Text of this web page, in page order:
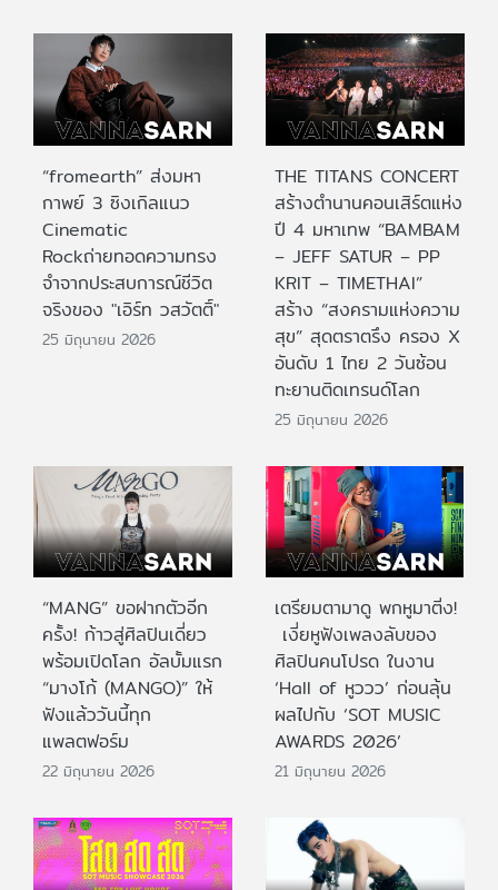
“fromearth” ส่งมหา
กาพย์ 3 ซิงเกิลแนว
Cinematic
Rockถ่ายทอดความทรง
จำจากประสบการณ์ชีวิต
จริงของ "เอิร์ท วสวัตติ์"
25 มิถุนายน 2026
THE TITANS CONCERT
สร้างตำนานคอนเสิร์ตแห่ง
ปี 4 มหาเทพ “BAMBAM
– JEFF SATUR – PP
KRIT – TIMETHAI”
สร้าง “สงครามแห่งความ
สุข” สุดตราตรึง ครอง X
อันดับ 1 ไทย 2 วันซ้อน
ทะยานติดเทรนด์โลก
25 มิถุนายน 2026
“MANG” ขอฝากตัวอีก
ครั้ง! ก้าวสู่ศิลปินเดี่ยว
พร้อมเปิดโลก อัลบั้มแรก
“มางโก้ (MANGO)” ให้
ฟังแล้ววันนี้ทุก
แพลตฟอร์ม
22 มิถุนายน 2026
เตรียมตามาดู พกหูมาติ่ง!
เงี่ยหูฟังเพลงลับของ
ศิลปินคนโปรด ในงาน
‘Hall of หูววว’ ก่อนลุ้น
ผลไปกับ ‘SOT MUSIC
AWARDS 2026’
21 มิถุนายน 2026